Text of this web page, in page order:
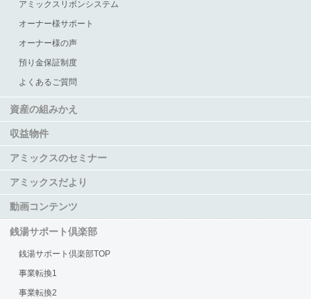
アミックスリボンシステム
オーナー様サポート
オーナー様の声
預り金保証制度
よくあるご質問
資産の組みかえ
収益物件
アミックスのセミナー
アミックスだより
動画コンテンツ
銭湯サポート倶楽部
銭湯サポート倶楽部TOP
事業転換1
事業転換2